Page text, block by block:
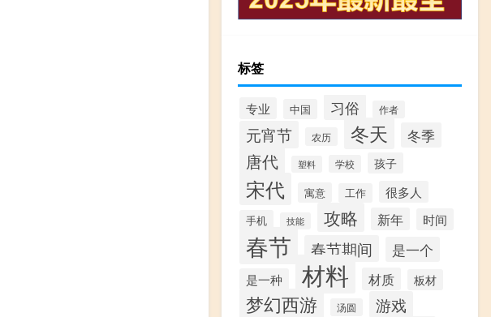
标签
专业 中国 习俗 作者
元宵节 农历 冬天 冬季
唐代 塑料 学校 孩子
宋代 寓意 工作 很多人
手机 技能 攻略 新年 时间
春节 春节期间 是一个
是一种 材料 材质 板材
梦幻西游 汤圆 游戏